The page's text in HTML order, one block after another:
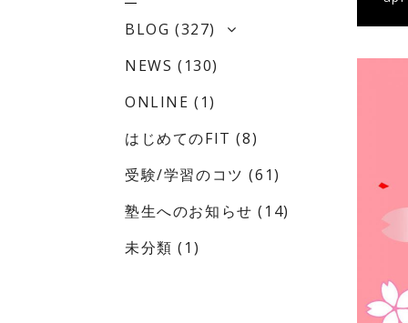
BLOG (327)
NEWS (130)
ONLINE (1)
はじめてのFIT (8)
受験/学習のコツ (61)
塾生へのお知らせ (14)
未分類 (1)